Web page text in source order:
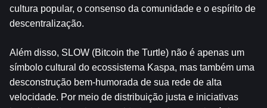
cultura popular, o consenso da comunidade e o espírito de
descentralização.
Além disso, SLOW (Bitcoin the Turtle) não é apenas um
símbolo cultural do ecossistema Kaspa, mas também uma
desconstrução bem-humorada de sua rede de alta
velocidade. Por meio de distribuição justa e iniciativas